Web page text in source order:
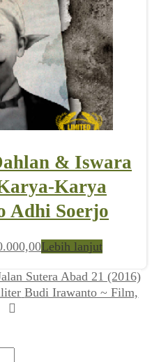
& Iswara
Karya
Adhi Soerjo
Harga
ini
adalah:
Lebih lanjut
Sutera Abad 21 (2016)
Budi Irawanto ~ Film,